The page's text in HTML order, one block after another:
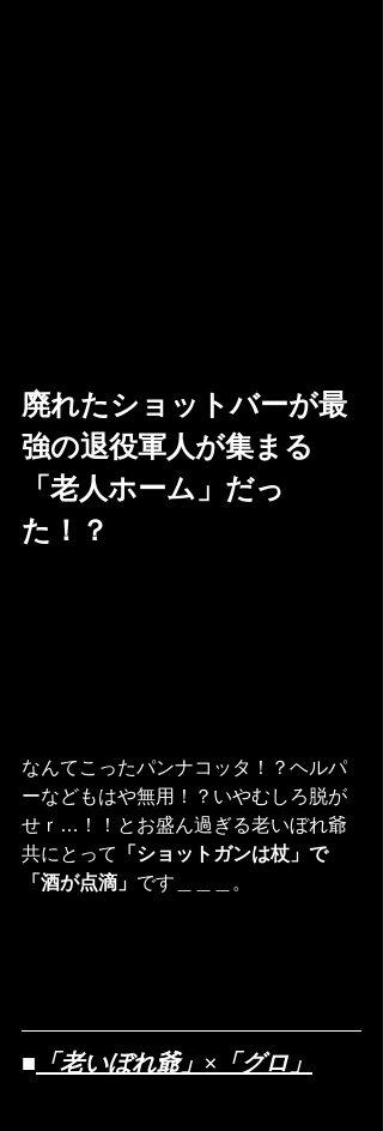
廃れたショットバーが最
強の退役軍人が集まる
「老人ホーム」だっ
た！？
なんてこったパンナコッタ！？ヘルパ
ーなどもはや無用！？いやむしろ脱が
せｒ…！！とお盛ん過ぎる老いぼれ爺
共にとって
「ショットガンは杖」で
「酒が点滴」 です＿＿＿。
■ 「老いぼれ爺」×「グロ」